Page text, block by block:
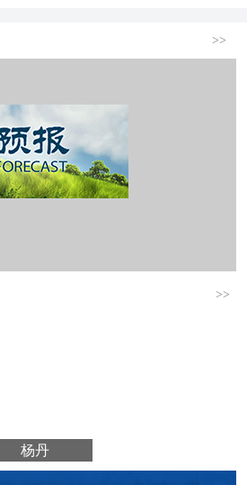
>>
>>
杨丹